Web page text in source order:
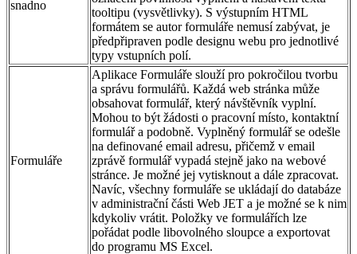
snadno
tooltipu (vysvětlivky). S výstupním HTML
formátem se autor formuláře nemusí zabývat, je
předpřipraven podle designu webu pro jednotlivé
typy vstupních polí.
Formuláře
Aplikace Formuláře slouží pro pokročilou tvorbu
a správu formulářů. Každá web stránka může
obsahovat formulář, který návštěvník vyplní.
Mohou to být žádosti o pracovní místo, kontaktní
formulář a podobně. Vyplněný formulář se odešle
na definované email adresu, přičemž v email
zprávě formulář vypadá stejně jako na webové
stránce. Je možné jej vytisknout a dále zpracovat.
Navíc, všechny formuláře se ukládají do databáze
v administrační části Web JET a je možné se k nim
kdykoliv vrátit. Položky ve formulářích lze
pořádat podle libovolného sloupce a exportovat
do programu MS Excel.